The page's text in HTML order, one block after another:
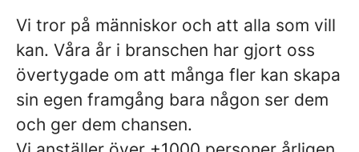
Vi tror på människor och att alla som vill
kan. Våra år i branschen har gjort oss
övertygade om att många fler kan skapa
sin egen framgång bara någon ser dem
och ger dem chansen.